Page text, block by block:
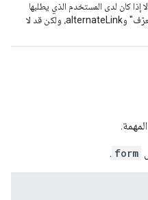
إذا كان لدى المستخدم الذي يطلبها
إذن بالوصول إليها. تتوفّر دائمًا الحقلان "المعرّف" وalternateLink، ولكن قد لا
form
.